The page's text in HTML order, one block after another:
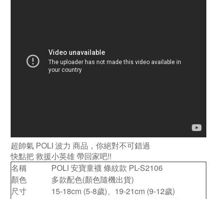
超帥氣 POLI 波力 商品，你絕對不可錯過
快點把 救援小英雄 帶回家吧!!
名稱
POLI 安寶童襪 條紋款 PL-S2106
顏色
多款配色(顏色隨機出貨)
尺寸
15-18cm (5-8歲)、19-21cm (9-12歲)